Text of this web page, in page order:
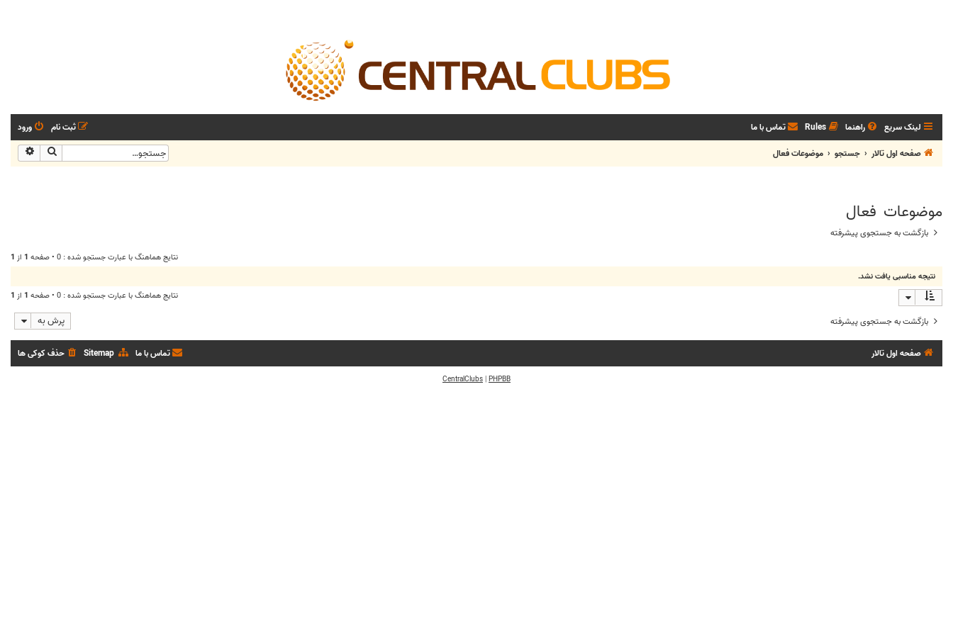
لینک سریع راهنما Rules تماس با ما ورود
ثبت نام
صفحه اول تالار
جستجو موضوعات فعال جستجو
موضوعات فعال
بازگشت به جستجوی پیشرفته
نتايج هماهنگ با عبارت جستجو شده : 0 • صفحه 1 از 1
نتیجه مناسبی یافت نشد.
نتايج هماهنگ با عبارت جستجو شده : 0 • صفحه
1 از 1
بازگشت به جستجوی پیشرفته پرش به
صفحه اول تالار حذف کوکی ها Sitemap تماس با ما
PHPBB
|
CentralClubs